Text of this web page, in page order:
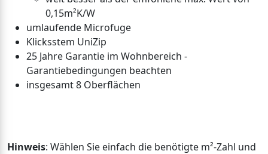
0,15m²K/W
umlaufende Microfuge
Klicksstem UniZip
25 Jahre Garantie im Wohnbereich -
Garantiebedingungen beachten
insgesamt 8 Oberflächen
Hinweis: Wählen Sie einfach die benötigte m²-Zahl und